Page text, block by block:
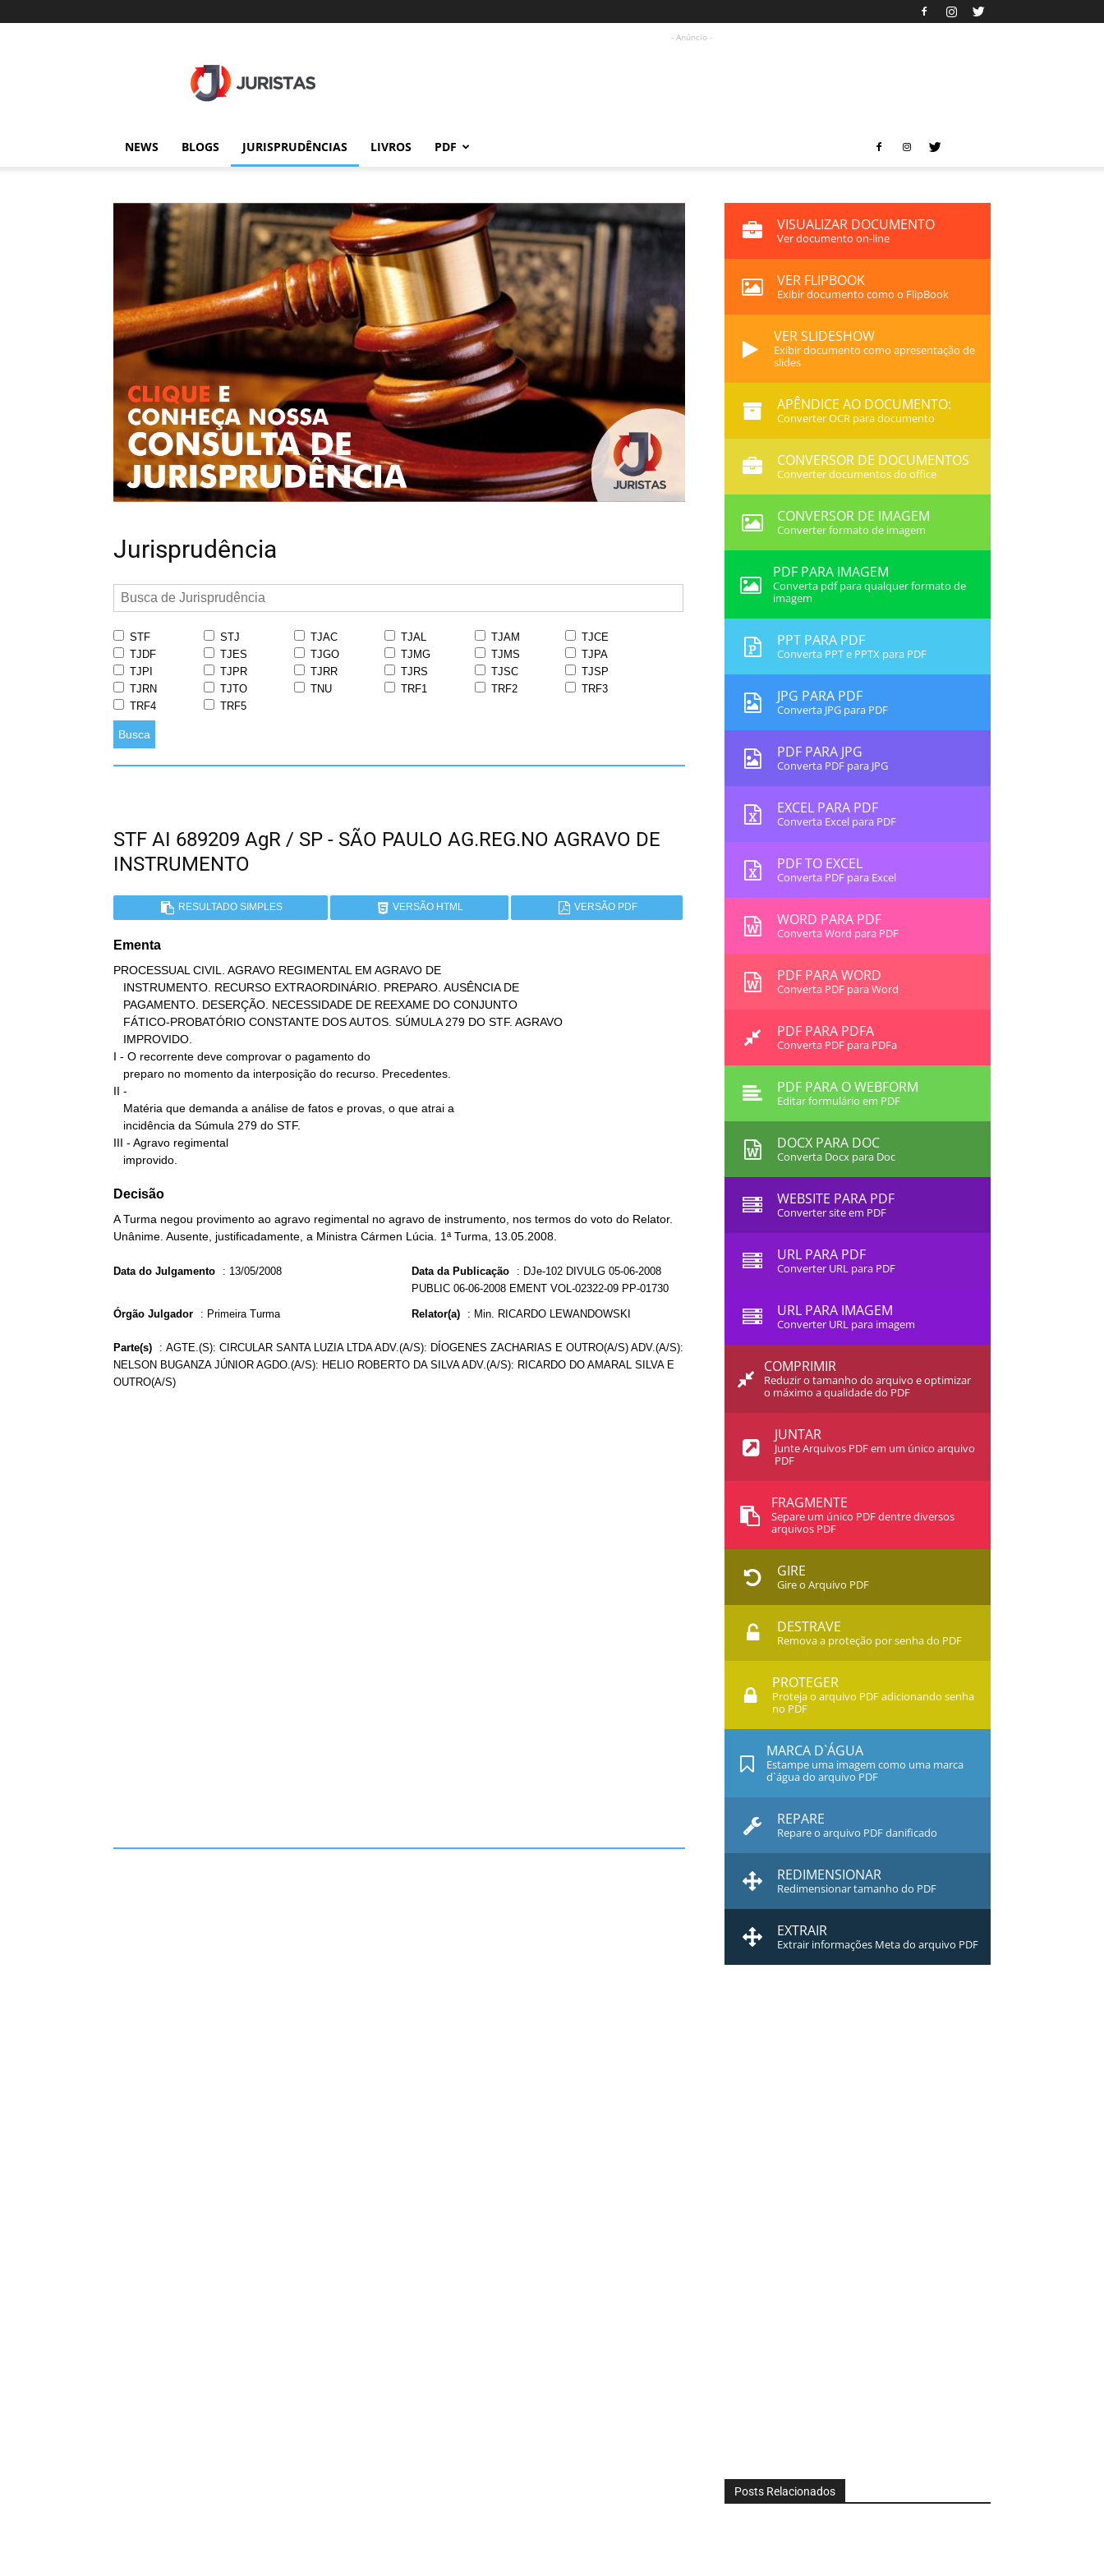
- Anúncio -
NEWS BLOGS JURISPRUDÊNCIAS LIVROS PDF
Jurisprudência
STF STJ TJAC TJAL TJAM
TJCE
TJDF
TJES TJGO TJMG TJMS
TJPA
TJPI
TJPR TJRR TJRS TJSC
TJSP
TJRN
TJTO TNU TRF1 TRF2
TRF3
TRF4
TRF5
Busca
STF AI 689209 AgR / SP - SÃO PAULO AG.REG.NO AGRAVO DE
INSTRUMENTO
RESULTADO SIMPLES VERSÃO HTML VERSÃO PDF
Ementa
PROCESSUAL CIVIL. AGRAVO REGIMENTAL EM AGRAVO DE
I - O recorrente deve comprovar o pagamento do
II -
III - Agravo regimental
   improvido.
Decisão
A Turma negou provimento ao agravo regimental no agravo de instrumento, nos termos do voto do Relator.
Unânime. Ausente, justificadamente, a Ministra Cármen Lúcia. 1ª Turma, 13.05.2008.
Data do Julgamento : 13/05/2008 Data da Publicação : DJe-102 DIVULG 05-06-2008
PUBLIC 06-06-2008 EMENT VOL-02322-09 PP-01730
Órgão Julgador : Primeira Turma Relator(a) : Min. RICARDO LEWANDOWSKI
Parte(s) : AGTE.(S): CIRCULAR SANTA LUZIA LTDA ADV.(A/S): DÍOGENES ZACHARIAS E OUTRO(A/S) ADV.(A/S):
NELSON BUGANZA JÚNIOR AGDO.(A/S): HELIO ROBERTO DA SILVA ADV.(A/S): RICARDO DO AMARAL SILVA E
OUTRO(A/S)
VISUALIZAR DOCUMENTO
Ver documento on-line
VER FLIPBOOK
Exibir documento como o FlipBook
VER SLIDESHOW
Exibir documento como apresentação de
slides
APÊNDICE AO DOCUMENTO:
Converter OCR para documento
CONVERSOR DE DOCUMENTOS
Converter documentos do office
CONVERSOR DE IMAGEM
Converter formato de imagem
PDF PARA IMAGEM
Converta pdf para qualquer formato de
imagem
PPT PARA PDF
Converta PPT e PPTX para PDF
JPG PARA PDF
Converta JPG para PDF
PDF PARA JPG
Converta PDF para JPG
EXCEL PARA PDF
Converta Excel para PDF
PDF TO EXCEL
Converta PDF para Excel
WORD PARA PDF
Converta Word para PDF
PDF PARA WORD
Converta PDF para Word
PDF PARA PDFA
Converta PDF para PDFa
PDF PARA O WEBFORM
Editar formulário em PDF
DOCX PARA DOC
Converta Docx para Doc
WEBSITE PARA PDF
Converter site em PDF
URL PARA PDF
Converter URL para PDF
URL PARA IMAGEM
Converter URL para imagem
COMPRIMIR
Reduzir o tamanho do arquivo e optimizar
o máximo a qualidade do PDF
JUNTAR
Junte Arquivos PDF em um único arquivo
PDF
FRAGMENTE
Separe um único PDF dentre diversos
arquivos PDF
GIRE
Gire o Arquivo PDF
DESTRAVE
Remova a proteção por senha do PDF
PROTEGER
Proteja o arquivo PDF adicionando senha
no PDF
MARCA D`ÁGUA
Estampe uma imagem como uma marca
d`água do arquivo PDF
REPARE
Repare o arquivo PDF danificado
REDIMENSIONAR
Redimensionar tamanho do PDF
EXTRAIR
Extrair informações Meta do arquivo PDF
Posts Relacionados